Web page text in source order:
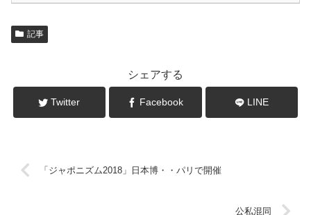
記事
シェアする
Twitter Facebook LINE
「ジャポニズム2018」日本博・・パリで開催
公私混同